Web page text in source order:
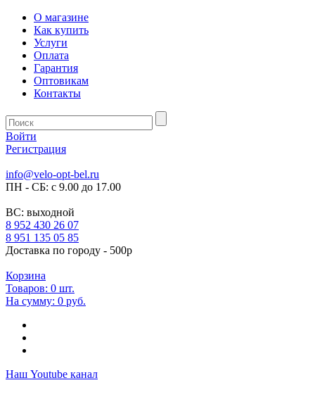
О магазине
Как купить
Услуги
Оплата
Гарантия
Оптовикам
Контакты
Войти
Регистрация
info@velo-opt-bel.ru
ПН - СБ: с 9.00 до 17.00
ВС: выходной
8 952 430 26 07
8 951 135 05 85
Доставка по городу - 500р
Корзина
Товаров: 0 шт.
На сумму: 0 руб.
Наш Youtube канал